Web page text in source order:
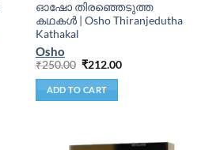
ഓഷോ തിരഞ്ഞെടുത്ത
കഥകൾ | Osho Thiranjedutha
Kathakal
Osho
₹250.00 ₹212.00
ADD TO CART